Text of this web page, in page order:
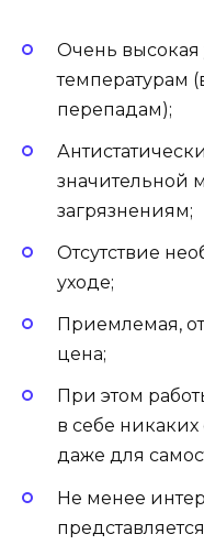
Очень высокая
температурам
перепадам);
значительной
загрязнениям;
Отсутствие
уходе;
Приемлемая,
цена;
При этом
в себе
даже для
Не менее